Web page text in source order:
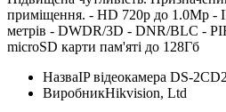
приміщення. - HD 720p до 1.0Mp -
метрів - DWDR/3D - DNR/BLC -
microSD карти пам'яті до 128Гб
НазваIP відеокамера DS-
ВиробникHikvision, Ltd